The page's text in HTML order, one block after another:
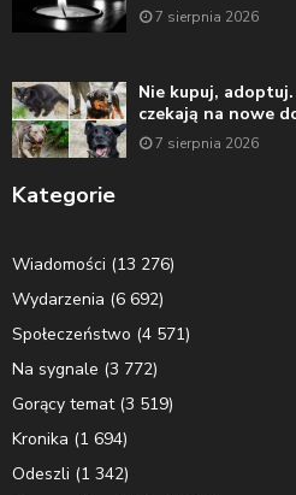
7 sierpnia 2026
Nie kupuj,
czekają na nowe
7 sierpnia 2026
Kategorie
Wiadomości (13 276)
Wydarzenia (6 692)
Społeczeństwo (4 571)
Na sygnale (3 772)
Gorący temat(3 519)
Kronika (1 694)
Odeszli (1 342)